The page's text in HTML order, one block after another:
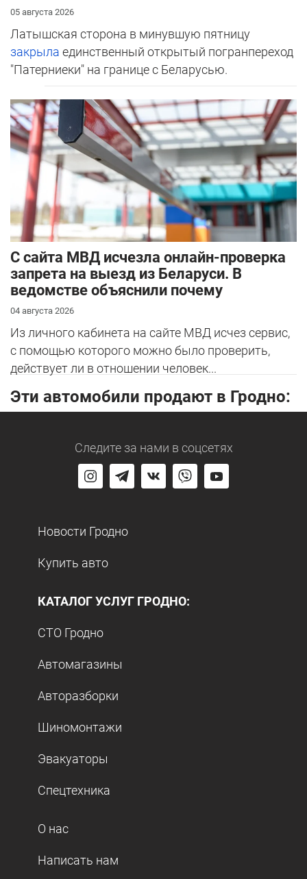
05 августа 2026
Латышская сторона в минувшую пятницу
закрыла единственный открытый погранпереход
"Патерниеки" на границе с Беларусью.
С сайта МВД исчезла онлайн-проверка
запрета на выезд из Беларуси. В
ведомстве объяснили почему
04 августа 2026
Из личного кабинета на сайте МВД исчез сервис,
с помощью которого можно было проверить,
действует ли в отношении человек...
Эти автомобили продают в Гродно:
Следите за нами в соцсетях
Новости Гродно
Купить авто
КАТАЛОГ УСЛУГ ГРОДНО:
СТО Гродно
Автомагазины
Авторазборки
Шиномонтажи
Эвакуаторы
Спецтехника
О нас
Написать нам